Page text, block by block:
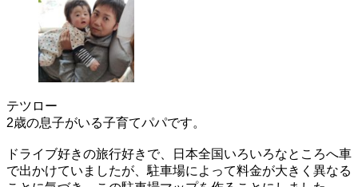
テツロー
2歳の息子がいる子育てパパです。
ドライブ好きの旅行好きで、日本全国いろいろなところへ車
で出かけていましたが、駐車場によって料金が大きく異なる